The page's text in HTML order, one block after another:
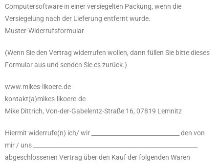
Computersoftware in einer versiegelten Packung, wenn die
Versiegelung nach der Lieferung entfernt wurde.
Muster-Widerrufsformular
(Wenn Sie den Vertrag widerrufen wollen, dann füllen Sie bitte dieses
Formular aus und senden Sie es zurück.)
www.mikes-likoere.de
kontakt(a)mikes-likoere.de
Mike Dittrich, Von-der-Gabelentz-Straße 16, 07819 Lemnitz
Hiermit widerrufe(n) ich/ wir ______________________________ den von
mir / uns ________________________________________________________
abgeschlossenen Vertrag über den Kauf der folgenden Waren